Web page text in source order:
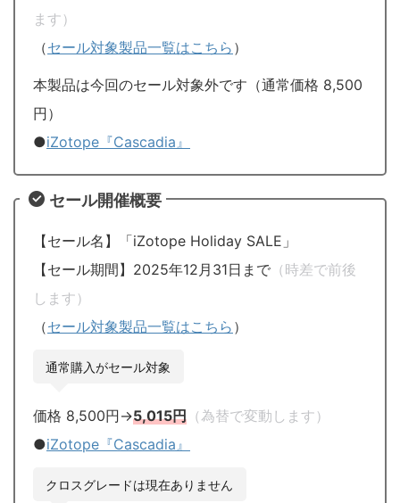
ます）
（セール対象製品一覧はこちら ）
本製品は今回のセール対象外です（通常価格 8,500
円）
●iZotope『Cascadia』
セール開催概要
【セール名】「iZotope Holiday SALE」
【セール期間】2025年12月31日まで （時差で前後
します）
（セール対象製品一覧はこちら ）
通常購入がセール対象
価格 8,500円→5,015円 （為替で変動します）
●iZotope『Cascadia』
クロスグレードは現在ありません